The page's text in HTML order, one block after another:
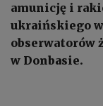
amunicję i
ukraińskiego
obserwatorów
w Donbasie.